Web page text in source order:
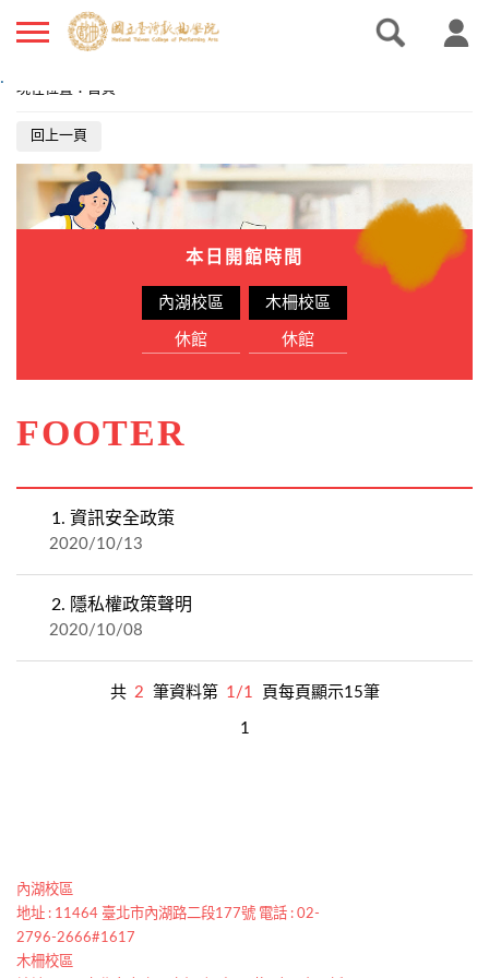
.
現在位置 ： 首頁
回上一頁
本日開館時間
內湖校區
休館
木柵校區
休館
FOOTER
1. 資訊安全政策
2020/10/13
2. 隱私權政策聲明
2020/10/08
共 2 筆資料第 1/1 頁每頁顯示15筆
1
內湖校區
地址 : 11464 臺北市內湖路二段177號 電話 : 02-
2796-2666#1617
木柵校區